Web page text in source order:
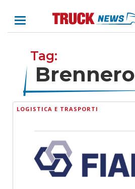
Tag:
Brennero
LOGISTICA E TRASPORTI